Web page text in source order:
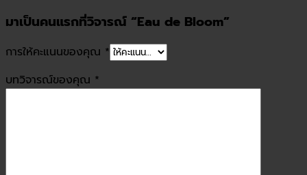
มาเป็นคนแรกที่วิจารณ์ “Eau de Bloom”
การให้คะแนนของคุณ *
บทวิจารณ์ของคุณ *